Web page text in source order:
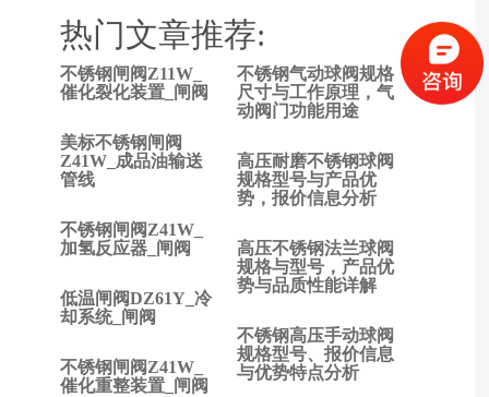
热门文章推荐:
不锈钢闸阀Z11W_
催化裂化装置_闸阀
美标不锈钢闸阀
Z41W_成品油输送
管线
不锈钢闸阀Z41W_
加氢反应器_闸阀
低温闸阀DZ61Y_冷
却系统_闸阀
不锈钢闸阀Z41W_
催化重整装置_闸阀
不锈钢气动球阀规格
尺寸与工作原理，气
动阀门功能用途
高压耐磨不锈钢球阀
规格型号与产品优
势，报价信息分析
高压不锈钢法兰球阀
规格与型号，产品优
势与品质性能详解
不锈钢高压手动球阀
规格型号、报价信息
与优势特点分析
上一
篇:
不锈
钢球
阀价
析，
性能
及应
用案
例分